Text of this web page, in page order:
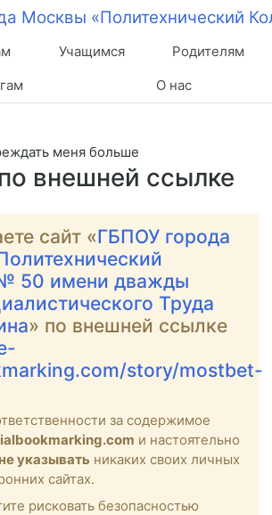
Учащимся
Родителям
О нас
внешней ссылке
меня больше
сайт «ГБПОУ города
50 имени дважды
Труда
» по внешней ссылке
story/mostbet-
за содержимое
и настоятельно
не указывать никаких своих личных
сайтах.
рисковать безопасностью